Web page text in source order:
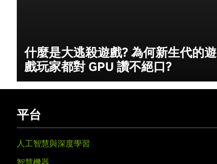
什麼是大逃殺遊戲? 為何新生代的遊
戲玩家都對 GPU 讚不絕口?
平台
人工智慧與深度學習
智慧機器